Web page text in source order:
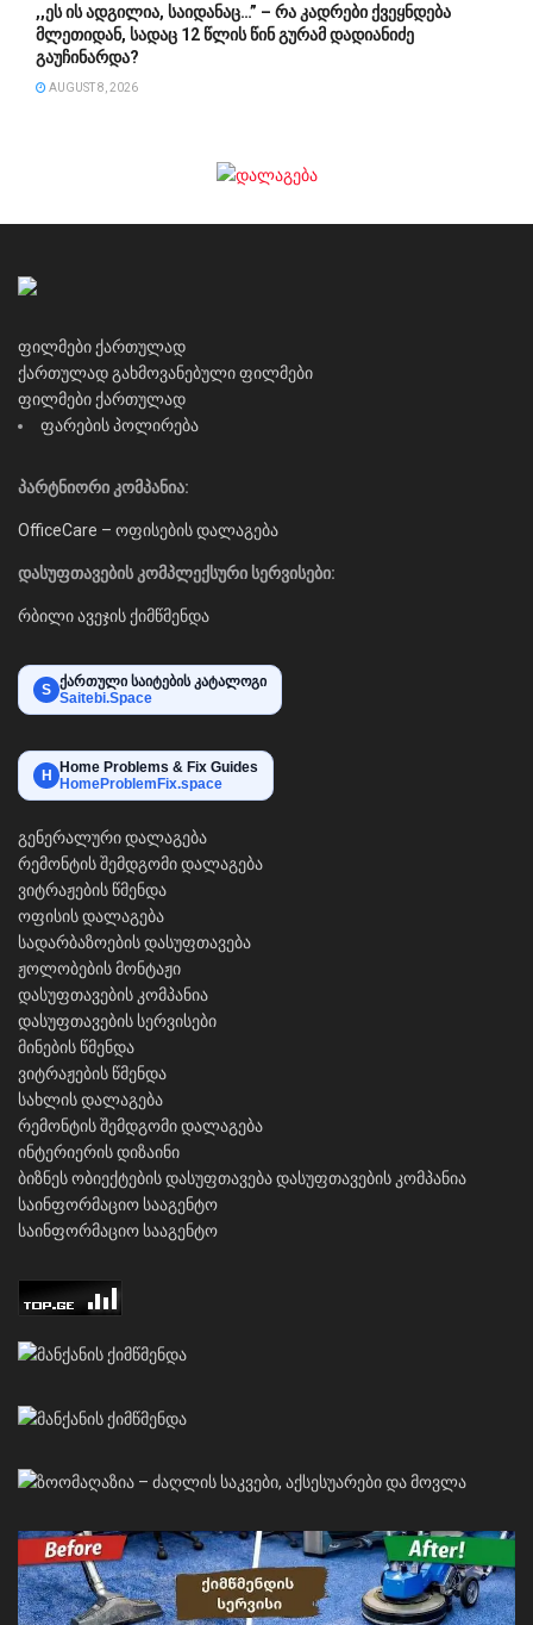
,,ეს ის ადგილია, საიდანაც…” – რა კადრები ქვეყნდება
მლეთიდან, სადაც 12 წლის წინ გურამ დადიანიძე
გაუჩინარდა?
AUGUST 8, 2026
ფილმები ქართულად
ქართულად გახმოვანებული ფილმები
ფილმები ქართულად
ფარების პოლირება
პარტნიორი კომპანია:
OfficeCare – ოფისების დალაგება
დასუფთავების კომპლექსური სერვისები:
რბილი ავეჯის ქიმწმენდა
S ქართული საიტების კატალოგი
Saitebi.Space
H
Home Problems & Fix Guides
HomeProblemFix.space
გენერალური დალაგება
რემონტის შემდგომი დალაგება
ვიტრაჟების წმენდა
ოფისის დალაგება
სადარბაზოების დასუფთავება
ჟოლობების მონტაჟი
დასუფთავების კომპანია
დასუფთავების სერვისები
მინების წმენდა
ვიტრაჟების წმენდა
სახლის დალაგება
რემონტის შემდგომი დალაგება
ინტერიერის დიზაინი
ბიზნეს ობიექტების დასუფთავებადასუფთავების კომპანია
საინფორმაციო სააგენტო
საინფორმაციო სააგენტო